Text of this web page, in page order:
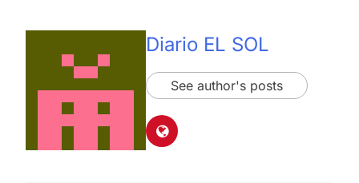
Diario EL SOL
See author's posts